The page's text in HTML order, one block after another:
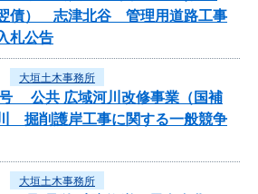
債） 志津北谷 管理用道路工事
札公告
大垣土木事務所
公共 広域河川改修事業（国補
掘削護岸工事に関する一般競争
大垣土木事務所